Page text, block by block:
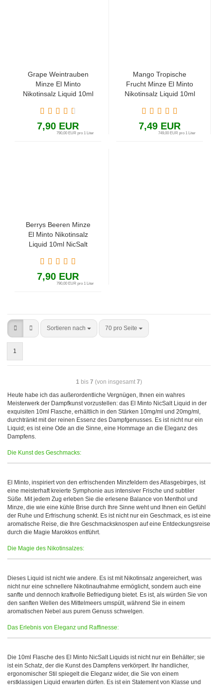
Grape Weintrauben
Minze El Minto
Nikotinsalz Liquid 10ml
7,90 EUR
790,00 EUR pro 1 Liter
Mango Tropische
Frucht Minze El Minto
Nikotinsalz Liquid 10ml
7,49 EUR
749,00 EUR pro 1 Liter
Berrys Beeren Minze
El Minto Nikotinsalz
Liquid 10ml NicSalt
7,90 EUR
790,00 EUR pro 1 Liter
Sortieren nach 70 pro Seite
1
1 bis 7 (von insgesamt 7)
Heute habe ich das außerordentliche Vergnügen, Ihnen ein wahres
Meisterwerk der Dampfkunst vorzustellen: das El Minto NicSalt Liquid in der
exquisiten 10ml Flasche, erhältlich in den Stärken 10mg/ml und 20mg/ml,
durchtränkt mit der reinen Essenz des Dampfgenusses. Es ist nicht nur ein
Liquid; es ist eine Ode an die Sinne, eine Hommage an die Eleganz des
Dampfens.
Die Kunst des Geschmacks:
El Minto, inspiriert von den erfrischenden Minzfeldern des Atlasgebirges, ist
eine meisterhaft kreierte Symphonie aus intensiver Frische und subtiler
Süße. Mit jedem Zug erleben Sie die erlesene Balance von Menthol und
Minze, die wie eine kühle Brise durch Ihre Sinne weht und Ihnen ein Gefühl
der Ruhe und Erfrischung schenkt. Es ist nicht nur ein Geschmack, es ist eine
aromatische Reise, die Ihre Geschmacksknospen auf eine Entdeckungsreise
durch die Magie Marokkos entführt.
Die Magie des Nikotinsalzes:
Dieses Liquid ist nicht wie andere. Es ist mit Nikotinsalz angereichert, was
nicht nur eine schnellere Nikotinaufnahme ermöglicht, sondern auch eine
sanfte und dennoch kraftvolle Befriedigung bietet. Es ist, als würden Sie von
den sanften Wellen des Mittelmeers umspült, während Sie in einem
aromatischen Nebel aus purem Genuss schwelgen.
Das Erlebnis von Eleganz und Raffinesse:
Die 10ml Flasche des El Minto NicSalt Liquids ist nicht nur ein Behälter; sie
ist ein Schatz, der die Kunst des Dampfens verkörpert. Ihr handlicher,
ergonomischer Stil spiegelt die Eleganz wider, die Sie von einem
erstklassigen Liquid erwarten dürfen. Es ist ein Statement von Klasse und